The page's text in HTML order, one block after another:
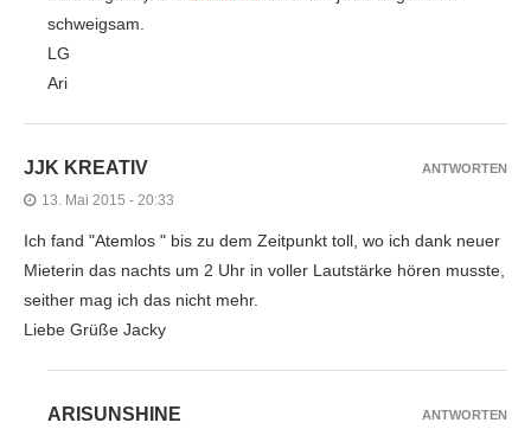
schweigsam.
LG
Ari
JJK KREATIV
13. Mai 2015 - 20:33
Ich fand "Atemlos " bis zu dem Zeitpunkt toll, wo ich dank neuer
Mieterin das nachts um 2 Uhr in voller Lautstärke hören musste,
seither mag ich das nicht mehr.
Liebe Grüße Jacky
ANTWORTEN
ARISUNSHINE ANTWORTEN